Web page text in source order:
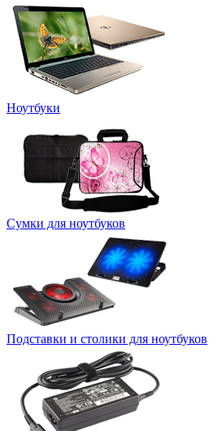
Ноутбуки
Сумки для ноутбуков
Подставки и столики для ноутбуков